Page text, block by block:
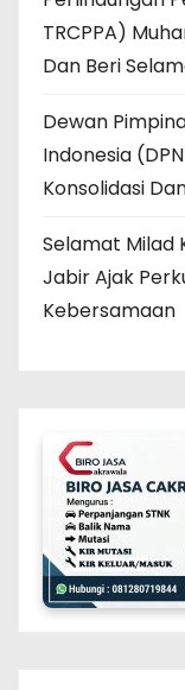
TRCPPA)
Dan Beri
Dewan
Indonesia
Konsolidasi
Selamat Milad
Jabir Ajak
Kebersamaan